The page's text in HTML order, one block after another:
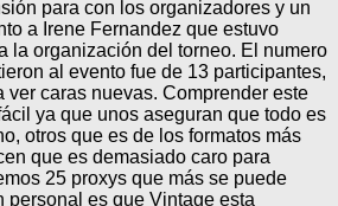
para con los organizadores y un
a Irene Fernandez que estuvo
la organización del torneo. El numero
al evento fue de 13 participantes,
ver caras nuevas. Comprender este
ya que unos aseguran que todo es
otros que es de los formatos más
que es demasiado caro para
25 proxys que más se puede
personal es que Vintage esta